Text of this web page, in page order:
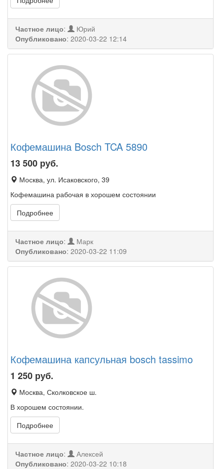
Частное лицо:
Юрий
Опубликовано: 2020-03-22 12:14
Кофемашина Bosch TCA 5890
13 500 руб.
Москва, ул. Исаковского, 39
Кофемашина рабочая в хорошем состоянии
Подробнее
Частное лицо:
Марк
Опубликовано: 2020-03-22 11:09
Кофемашина капсульная bosch tassimo
1 250 руб.
Москва, Сколковское ш.
В хорошем состоянии.
Подробнее
Частное лицо:
Алексей
Опубликовано: 2020-03-22 10:18